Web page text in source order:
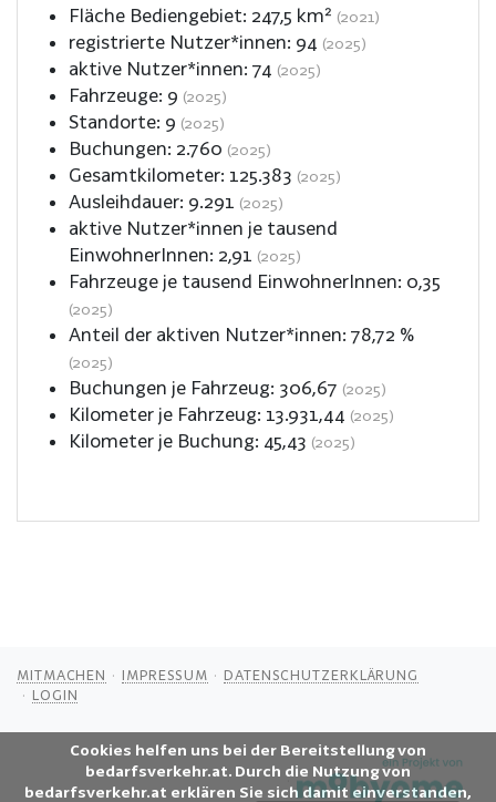
Cookies helfen uns bei der Bereitstellung von
bedarfsverkehr.at. Durch die Nutzung von
bedarfsverkehr.at erklären Sie sich damit einverstanden,
Fläche Bediengebiet: 247,5 km² (2021)
registrierte Nutzer*innen: 94 (2025)
aktive Nutzer*innen: 74 (2025)
Fahrzeuge: 9 (2025)
Standorte: 9 (2025)
Buchungen: 2.760 (2025)
Gesamtkilometer: 125.383 (2025)
Ausleihdauer: 9.291 (2025)
aktive Nutzer*innen je tausend
EinwohnerInnen: 2,91 (2025)
Fahrzeuge je tausend EinwohnerInnen: 0,35
(2025)
Anteil der aktiven Nutzer*innen: 78,72 %
(2025)
Buchungen je Fahrzeug: 306,67 (2025)
Kilometer je Fahrzeug: 13.931,44 (2025)
Kilometer je Buchung: 45,43 (2025)
MITMACHEN IMPRESSUM
DATENSCHUTZERKLÄRUNG
LOGIN